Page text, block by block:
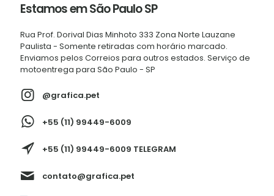
Estamos em São Paulo SP
Rua Prof. Dorival Dias Minhoto 333 Zona Norte Lauzane
Paulista - Somente retiradas com horário marcado.
Enviamos pelos Correios para outros estados. Serviço de
motoentrega para São Paulo - SP
@grafica.pet
+55 (11) 99449-6009
+55 (11) 99449-6009 TELEGRAM
contato@grafica.pet